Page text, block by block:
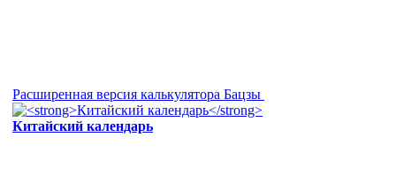
Расширенная версия калькулятора Бацзы
Китайский календарь